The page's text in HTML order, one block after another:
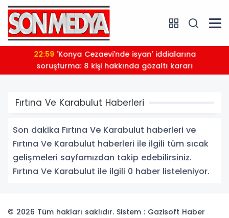
22:59
soruşturma: 8 kişi hakkında gözaltı kararı
Fırtına Ve Karabulut Haberleri
Son dakika Fırtına Ve Karabulut haberleri ve
Fırtına Ve Karabulut haberleri ile ilgili tüm sıcak
gelişmeleri sayfamızdan takip edebilirsiniz.
Fırtına Ve Karabulut ile ilgili 0 haber listeleniyor.
© 2026 Tüm hakları saklıdır. Sistem : Gazisoft Haber